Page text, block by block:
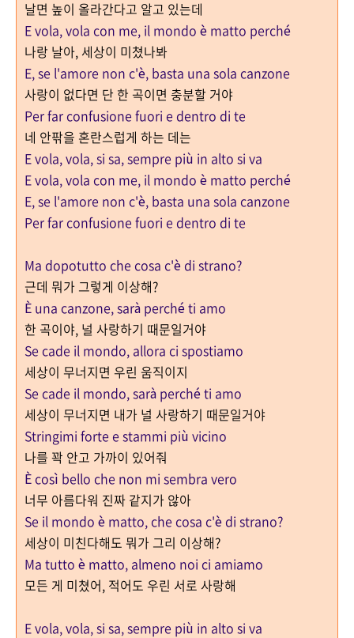
날면 높이 올라간다고 알고 있는데
E vola, vola con me, il mondo è matto perché
나랑 날아, 세상이 미쳤나봐
E, se l'amore non c'è, basta una sola canzone
사랑이 없다면 단 한 곡이면 충분할 거야
Per far confusione fuori e dentro di te
네 안팎을 혼란스럽게 하는 데는
E vola, vola, si sa, sempre più in alto si va
E vola, vola con me, il mondo è matto perché
E, se l'amore non c'è, basta una sola canzone
Per far confusione fuori e dentro di te
Ma dopotutto che cosa c'è di strano?
근데 뭐가 그렇게 이상해?
È una canzone, sarà perché ti amo
한 곡이야, 널 사랑하기 때문일거야
Se cade il mondo, allora ci spostiamo
세상이 무너지면 우린 움직이지
Se cade il mondo, sarà perché ti amo
세상이 무너지면 내가 널 사랑하기 때문일거야
Stringimi forte e stammi più vicino
나를 꽉 안고 가까이 있어줘
È così bello che non mi sembra vero
너무 아름다워 진짜 같지가 않아
Se il mondo è matto, che cosa c'è di strano?
세상이 미친다해도 뭐가 그리 이상해?
Ma tutto è matto, almeno noi ci amiamo
모든 게 미쳤어, 적어도 우린 서로 사랑해
E vola, vola, si sa, sempre più in alto si va